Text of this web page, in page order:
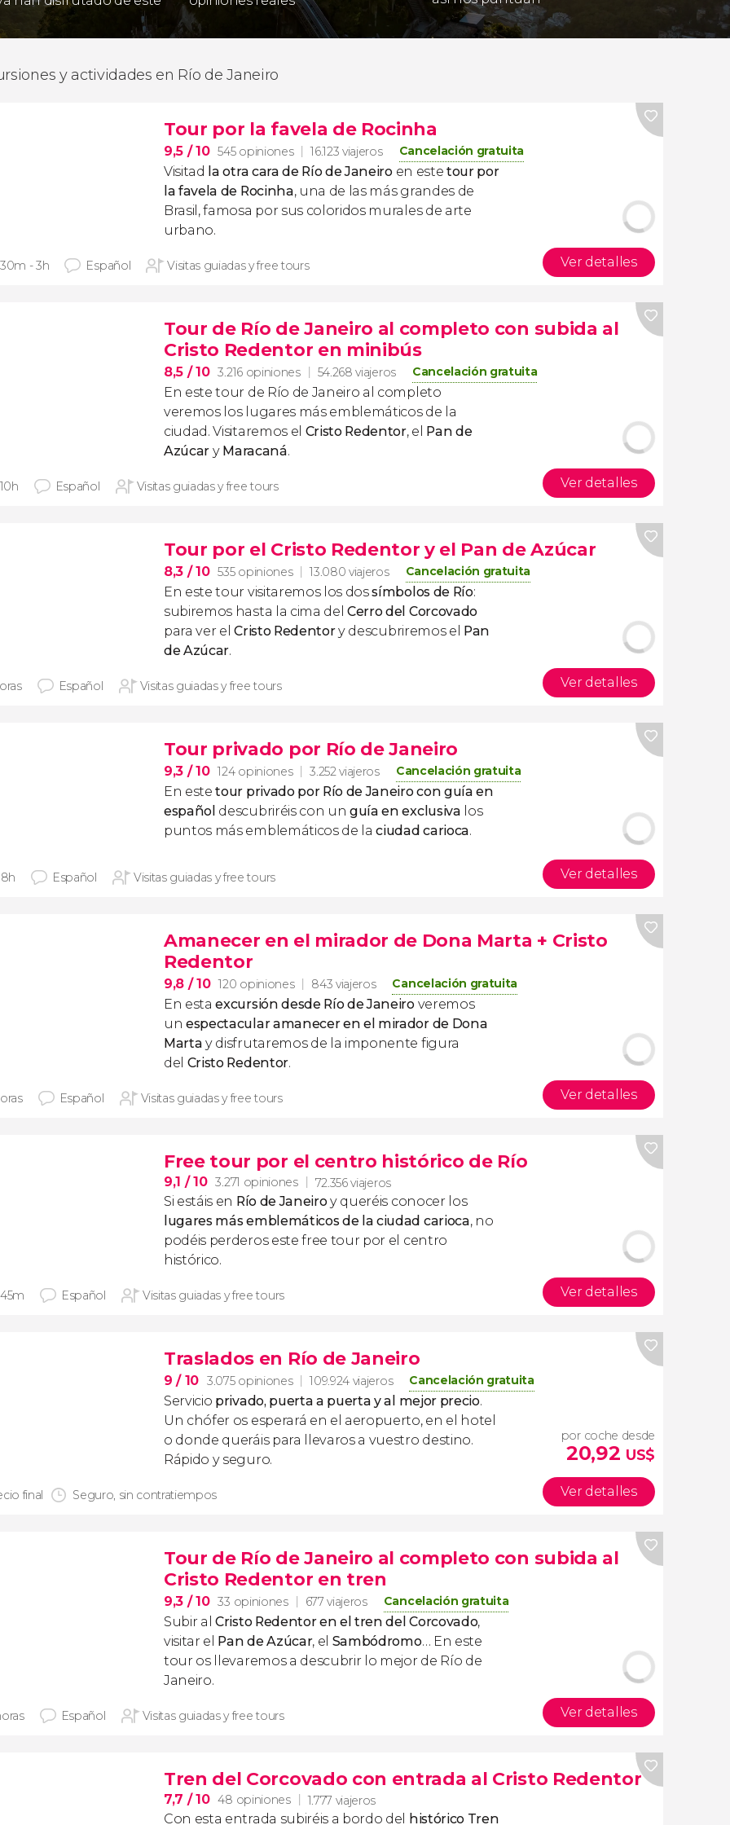
y actividades en Río de Janeiro
Tour por la favela de Rocinha
9,5 / 10 545 opiniones 16.123 viajeros Cancelación gratuita
Visitad la otra cara de Río de Janeiroen este tour por
la favela de Rocinha, una de las más grandes de
Brasil, famosa por sus coloridos murales de arte
urbano.
- 3h Español Visitas guiadas y free tours Ver detalles
Tour de Río de Janeiro al completo con subida al
Cristo Redentor en minibús
8,5 / 10 3.216 opiniones 54.268 viajeros Cancelación gratuita
En este tour de Río de Janeiro al completo
veremos los lugares más emblemáticos de la
ciudad. Visitaremos el Cristo Redentor, el Pan de
Azúcar y Maracaná.
Español Visitas guiadas y free tours Ver detalles
Tour por el Cristo Redentor y el Pan de Azúcar
8,3 / 10 535 opiniones 13.080 viajeros Cancelación gratuita
En este tour visitaremos los dossímbolos de Río:
subiremos hasta la cima delCerro del Corcovado
para ver elCristo Redentory descubriremos el Pan
de Azúcar.
Español Visitas guiadas y free tours Ver detalles
Tour privado por Río de Janeiro
9,3 / 10 124 opiniones 3.252 viajeros Cancelación gratuita
En estetour privado por Río de Janeiro con guía en
español descubriréis con un guía en exclusiva los
puntos más emblemáticos de laciudad carioca.
Español Visitas guiadas y free tours Ver detalles
Amanecer en el mirador de Dona Marta + Cristo
Redentor
9,8 / 10 120 opiniones 843 viajeros Cancelación gratuita
En estaexcursión desde Río de Janeiro veremos
unespectacular amanecer en el mirador de Dona
Marta y disfrutaremos de la imponente figura
del Cristo Redentor.
Español Visitas guiadas y free tours Ver detalles
Free tour por el centro histórico de Río
9,1 / 10 3.271 opiniones 72.356 viajeros
Si estáis en Río de Janeiroy queréis conocer los
lugares más emblemáticos de la ciudad carioca, no
podéis perderos este free tour por el centro
histórico.
Español Visitas guiadas y free tours Ver detalles
Traslados en Río de Janeiro
9/ 10 3.075 opiniones 109.924 viajeros Cancelación gratuita
Servicio privado, puerta a puerta y al mejor precio.
Un chófer os esperará en el aeropuerto, en el hotel
o donde queráis para llevaros a vuestro destino.
Rápido y seguro.
final Seguro, sin contratiempos
por coche desde
20,92 US$
Ver detalles
Tour de Río de Janeiro al completo con subida al
Cristo Redentor en tren
9,3 / 10 33 opiniones 677 viajeros Cancelación gratuita
Subir alCristo Redentor en el tren del Corcovado,
visitar el Pan de Azúcar, el Sambódromo… En este
tour os llevaremos a descubrir lo mejor de Río de
Janeiro.
Español Visitas guiadas y free tours Ver detalles
Tren del Corcovado con entrada al Cristo Redentor
7,7 / 10 48 opiniones 1.777 viajeros
Con esta entrada subiréis a bordo del histórico Tren